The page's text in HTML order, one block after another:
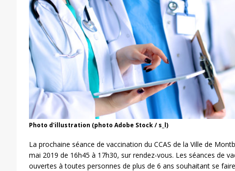
Photo d'illustration (photo Adobe Stock / s_l)
La prochaine séance de vaccination du CCAS de la Ville de
mai 2019 de 16h45 à 17h30, sur rendez-vous. Les séances de
ouvertes à toutes personnes de plus de 6 ans souhaitant se